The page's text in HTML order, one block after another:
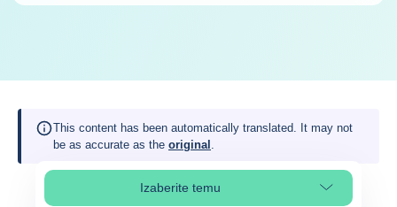
This content has been automatically translated. It may not
be as accurate as the original .
Izaberite temuIzaberite poglavlje stranice